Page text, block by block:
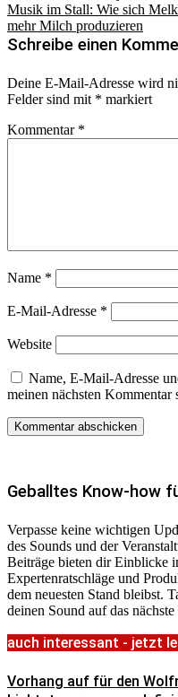
Musik im Stall: Wie sich
mehr Milch produzieren
Schreibe einen
Deine E-Mail-Adresse wird
Felder sind mit * markiert
Kommentar *
Name *
E-Mail-Adresse *
Website
Name, E-Mail-Adresse
meinen nächsten Kommentar
Geballtes Know-how
Verpasse keine wichtigen
des Sounds und der
Beiträge bieten dir Einblicke
Expertenratschläge und
dem neuesten Stand bleibst.
deinen Sound auf das
auch interessant - jetzt
Vorhang auf für den